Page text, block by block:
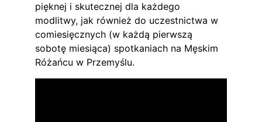
pięknej i skutecznej dla każdego
modlitwy, jak również do uczestnictwa w
comiesięcznych (w każdą pierwszą
sobotę miesiąca) spotkaniach na Męskim
Różańcu w Przemyślu.